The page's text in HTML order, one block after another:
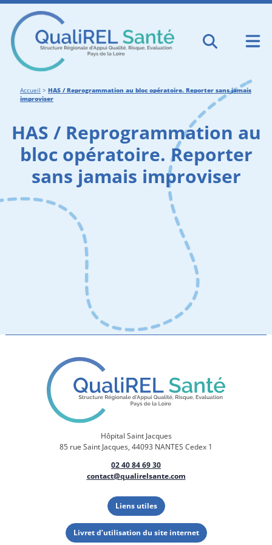
Accueil > HAS / Reprogrammation au bloc opératoire. Reporter sans jamais
improviser
HAS / Reprogrammation au
bloc opératoire. Reporter
sans jamais improviser
Hôpital Saint Jacques
85 rue Saint Jacques, 44093 NANTES Cedex 1
02 40 84 69 30
contact@qualirelsante.com
Liens utiles
Livret d’utilisation du site internet